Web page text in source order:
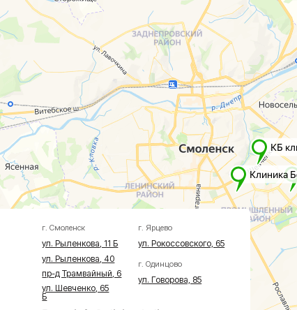
Почта: info@clinica-boli.ru
Номер телефона:+7 (4812) 25-25-00
Пн-пт 8:00 - 20:00 сб-вс 9:00 - 18:00
г. Смоленск
ул. Рыленкова, 11 Б
ул. Рыленкова, 40
пр-д Трамвайный, 6
ул. Шевченко, 65
Б
г. Ярцево
ул. Рокоссовского, 65
г. Одинцово
ул. Говорова, 85